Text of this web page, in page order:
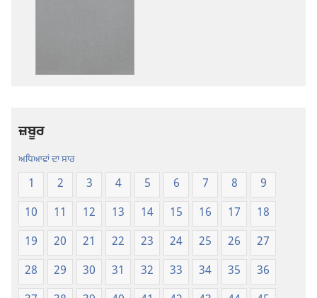
ਜ਼ਬੂਰ
ਅਧਿਆਵਾਂ ਦਾ ਸਾਰ
1 2 3 4 5 6 7 8
9
10
11 12 13 14 15 16 17
18
19
20 21 22 23 24 25 26
27
28
29 30 31 32 33 34 35
36